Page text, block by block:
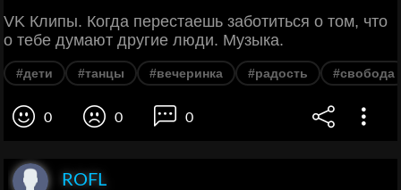
VK Клипы. Когда перестаешь заботиться о том, что
о тебе думают другие люди. Музыка.
#дети #танцы #вечеринка #радость #свобода
0 0 0
ROFL